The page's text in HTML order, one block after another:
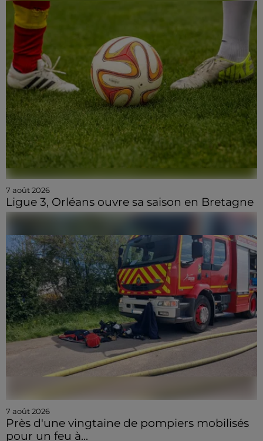
7 août 2026
Ligue 3, Orléans ouvre sa saison en Bretagne
7 août 2026
Près d'une vingtaine de pompiers mobilisés
pour un feu à...